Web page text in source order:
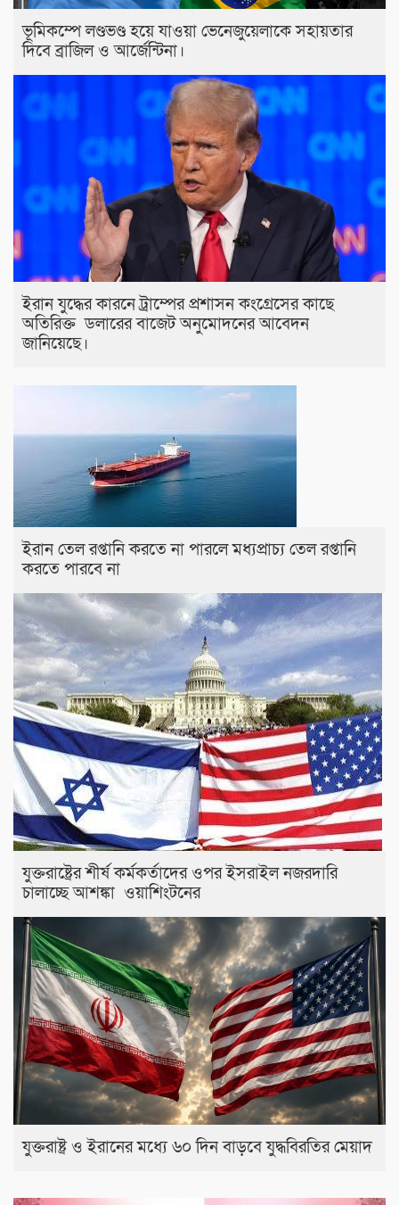
ভূমিকম্পে লণ্ডভণ্ড হয়ে যাওয়া ভেনেজুয়েলাকে সহায়তার
দিবে ব্রাজিল ও আর্জেন্টিনা।
ইরান যুদ্ধের কারনে ট্রাম্পের প্রশাসন কংগ্রেসের কাছে
অতিরিক্ত ডলারের বাজেট অনুমোদনের আবেদন
জানিয়েছে।
ইরান তেল রপ্তানি করতে না পারলে মধ্যপ্রাচ্য তেল রপ্তানি
করতে পারবে না
যুক্তরাষ্ট্রের শীর্ষ কর্মকর্তাদের ওপর ইসরাইল নজরদারি
চালাচ্ছে আশঙ্কা ওয়াশিংটনের
যুক্তরাষ্ট্র ও ইরানের মধ্যে ৬০ দিন বাড়বে যুদ্ধবিরতির মেয়াদ